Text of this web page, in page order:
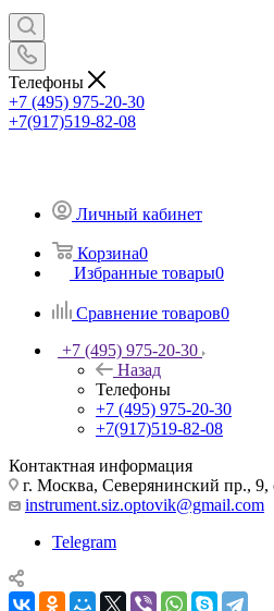
Телефоны
+7 (495) 975-20-30
+7(917)519-82-08
Личный кабинет
Корзина0
Избранные товары0
Сравнение товаров0
+7 (495) 975-20-30
Назад
Телефоны
+7 (495) 975-20-30
+7(917)519-82-08
Контактная информация
г. Москва, Северянинский пр., 9,
instrument.siz.optovik@gmail.com
Telegram